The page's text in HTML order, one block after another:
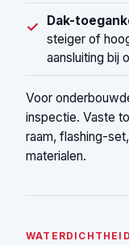
✓ Dak-
steiger of
aansluiting bij
Voor
inspectie. Vaste
raam, flashing-
materialen.
WATERDICHTHEID